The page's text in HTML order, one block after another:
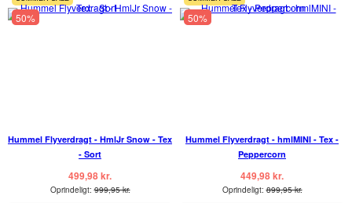
50%
Hummel Flyverdragt - HmlJr Snow - Tex
- Sort
499,98 kr.
Oprindeligt:999,95 kr.
50%
Hummel Flyverdragt - hmlMINI - Tex -
Peppercorn
449,98 kr.
Oprindeligt:899,95 kr.